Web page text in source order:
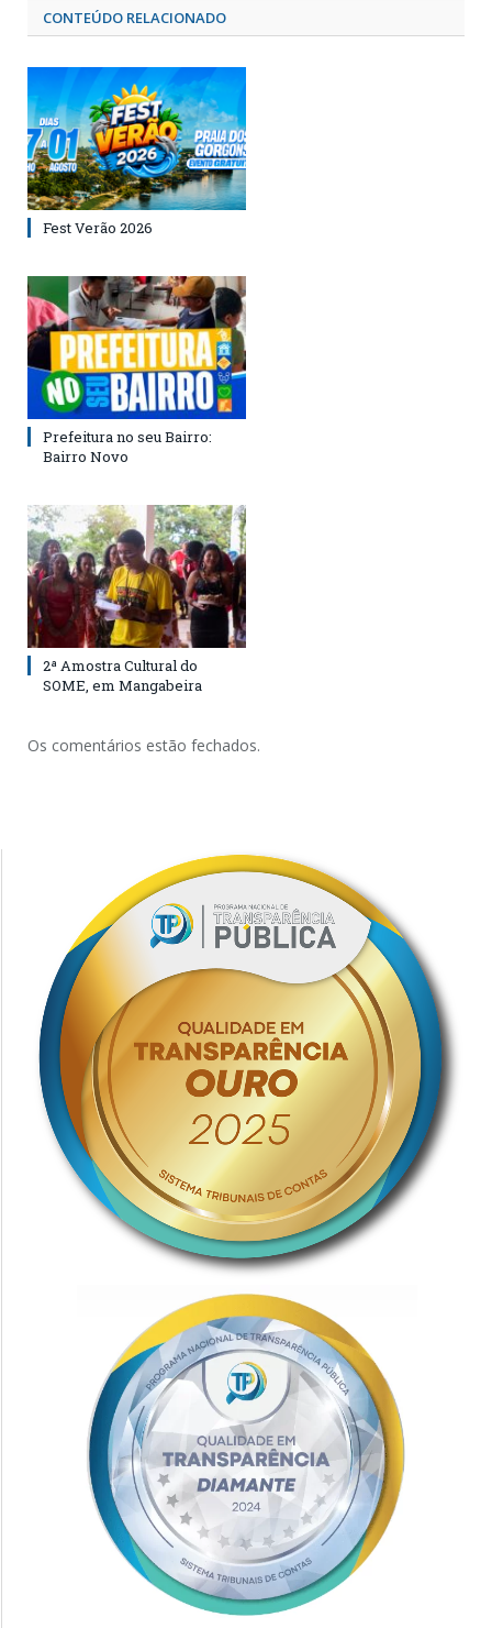
CONTEÚDO RELACIONADO
Fest Verão 2026
Prefeitura no seu Bairro:
Bairro Novo
2ª Amostra Cultural do
SOME, em Mangabeira
Os comentários estão fechados.